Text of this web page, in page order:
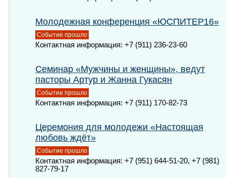
Молодежная конференция «ЮСПИТЕР16»
Событие прошло
Контактная информация: +7 (911) 236-23-60
Семинар «Мужчины и женщины», ведут
пасторы Артур и Жанна Гукасян
Событие прошло
Контактная информация: +7 (911) 170-82-73
Церемония для молодежи «Настоящая
любовь ждёт»
Событие прошло
Контактная информация: +7 (951) 644-51-20, +7 (981)
827-79-17